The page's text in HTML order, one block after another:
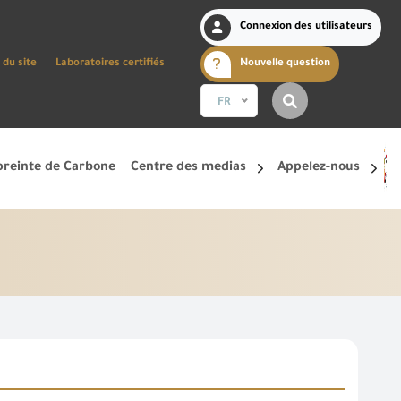
du site Laboratoires certifiés
Connexion des utilisateurs
Nouvelle question
FR
de Carbone Centre des medias Appelez-nous